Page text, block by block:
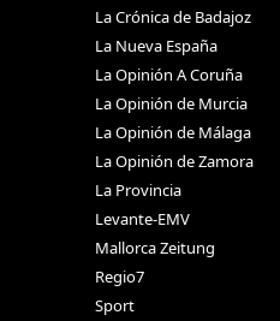
La Crónica de Badajoz
La Nueva España
La Opinión A Coruña
La Opinión de Murcia
La Opinión de Málaga
La Opinión de Zamora
La Provincia
Levante-EMV
Mallorca Zeitung
Regio7
Sport